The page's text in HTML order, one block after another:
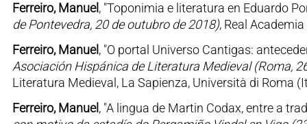
Ferreiro, Manuel, "Toponimia e literatura en Eduardo
de Pontevedra, 20 de outubro de 2018), Real
Ferreiro, Manuel, "O portal Universo Cantigas:
Asociación Hispánica de Literatura Medieval (Roma,
Literatura Medieval, La Sapienza, Università di Roma
Ferreiro, Manuel, "A lingua de Martin Codax, entre a